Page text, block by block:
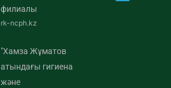
филиалы
rk-ncph.kz
"Хамза Жұматов
атындағы гигиена
және